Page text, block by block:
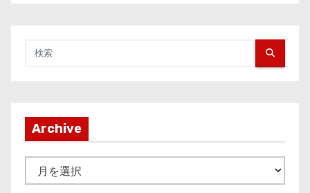
Archive
r